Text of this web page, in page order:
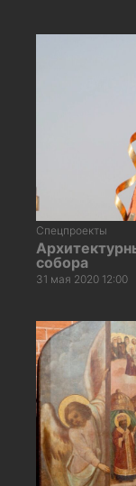
Спецпроекты
собора
31 мая 2020 12:00